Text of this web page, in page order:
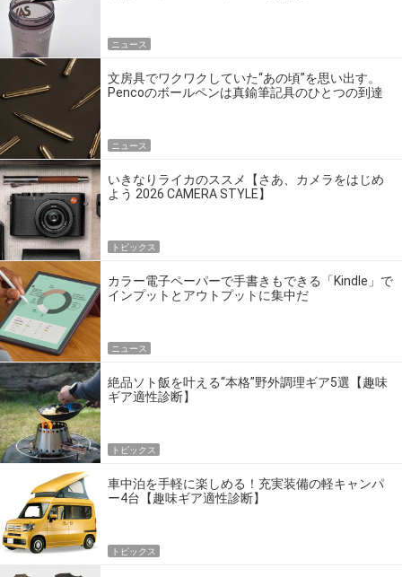
ニュース
文房具でワクワクしていた“あの頃”を思い出す。
Pencoのボールペンは真鍮筆記具のひとつの到達
ニュース
いきなりライカのススメ【さあ、カメラをはじめ
よう 2026 CAMERA STYLE】
トピックス
カラー電子ペーパーで手書きもできる「Kindle」で
インプットとアウトプットに集中だ
ニュース
絶品ソト飯を叶える“本格”野外調理ギア5選【趣味
ギア適性診断】
トピックス
車中泊を手軽に楽しめる！充実装備の軽キャンパ
ー4台【趣味ギア適性診断】
トピックス